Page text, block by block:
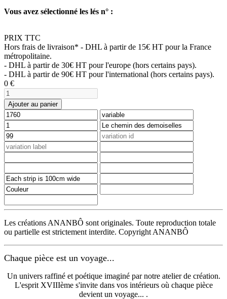
Vous avez sélectionné les lés n° :
PRIX TTC
Hors frais de livraison* - DHL à partir de 15€ HT pour la France
métropolitaine.
- DHL à partir de 30€ HT pour l'europe (hors certains pays).
- DHL à partir de 90€ HT pour l'international (hors certains pays).
0 €
Ajouter au panier
Les créations ANANBÔ sont originales. Toute reproduction totale
ou partielle est strictement interdite. Copyright ANANBÔ
Chaque pièce est un voyage...
Un univers raffiné et poétique imaginé par notre atelier de création.
L'esprit XVIIIème s'invite dans vos intérieurs où chaque pièce
devient un voyage... .